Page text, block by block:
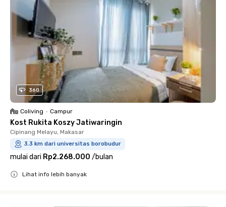
360
Coliving • Campur
Kost Rukita Koszy Jatiwaringin
Cipinang Melayu, Makasar
3.3 km dari universitas borobudur
mulai dari Rp2.268.000 /bulan
Lihat info lebih banyak